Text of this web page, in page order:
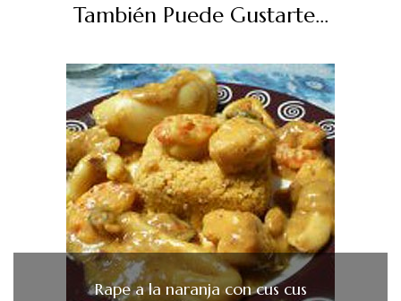
También Puede Gustarte...
Rape a la naranja con cus cus